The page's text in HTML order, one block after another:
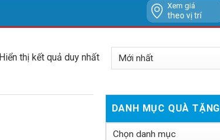
Xem giá
theo vị trí
Hiển thị kết quả duy nhất
DANH MỤC QUÀ TẶNG